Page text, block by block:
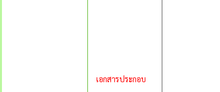
เอกสารประกอบ